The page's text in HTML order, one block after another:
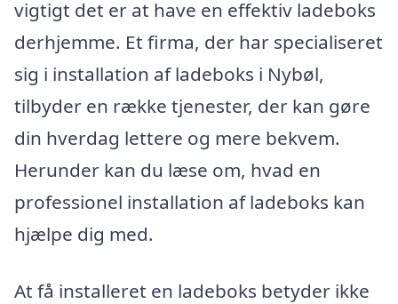
vigtigt det er at have en effektiv ladeboks
derhjemme. Et firma, der har specialiseret
sig i installation af ladeboks i Nybøl,
tilbyder en række tjenester, der kan gøre
din hverdag lettere og mere bekvem.
Herunder kan du læse om, hvad en
professionel installation af ladeboks kan
hjælpe dig med.
At få installeret en ladeboks betyder ikke